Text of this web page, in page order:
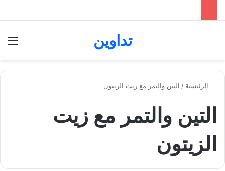
تداوين
الرئيسية / التين والتمر مع زيت الزيتون
التين والتمر مع زيت
الزيتون